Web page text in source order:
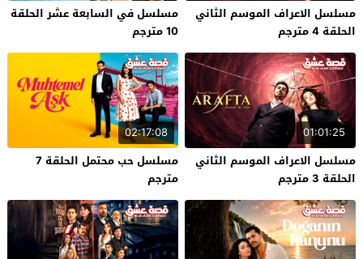
مسلسل الاعراف الموسم الثاني
الحلقة 4 مترجم
مسلسل في السابعة عشر الحلقة
10 مترجم
01:01:25
مسلسل الاعراف الموسم الثاني
الحلقة 3 مترجم
02:17:08
مسلسل حب محتمل الحلقة 7
مترجم